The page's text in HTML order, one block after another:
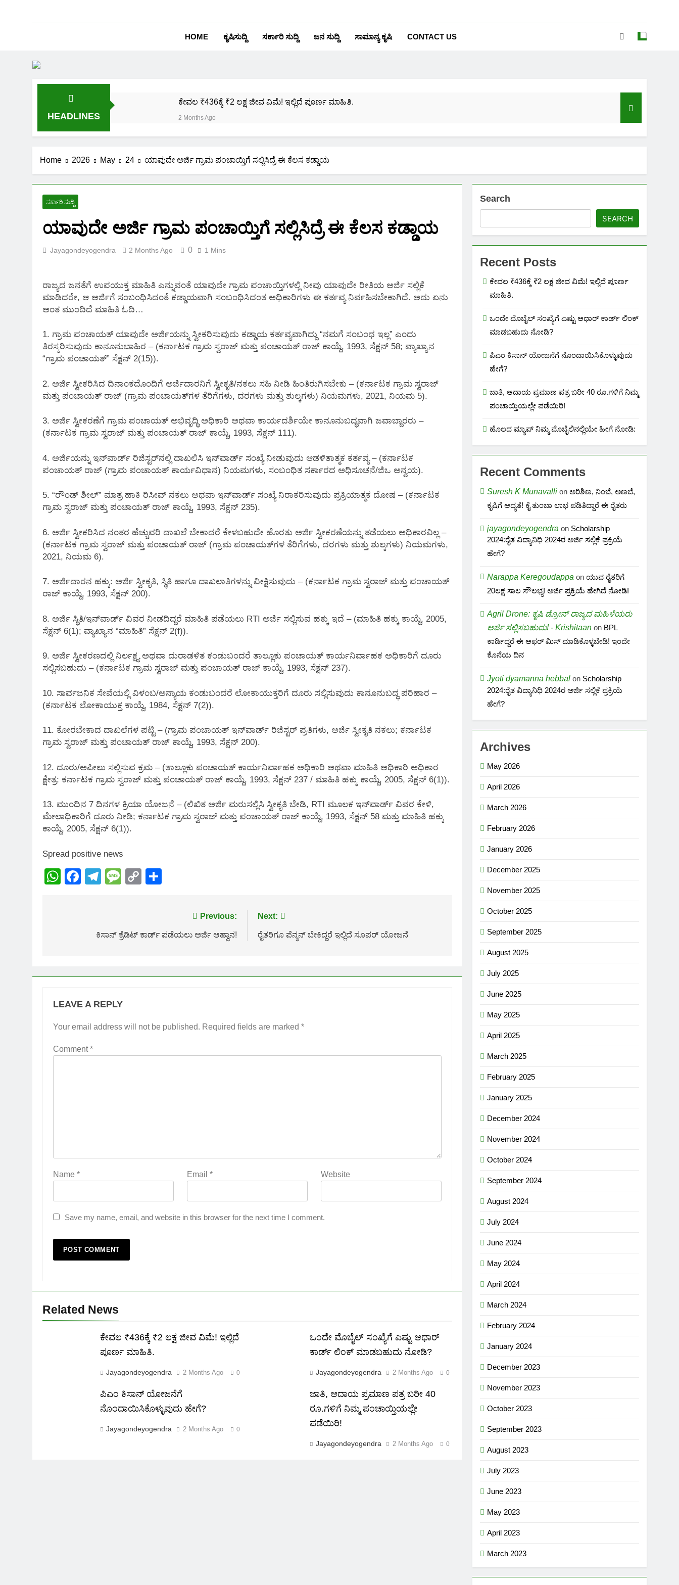
HOME ಕೃಷಿಸುದ್ದಿ ಸರ್ಕಾರಿ ಸುದ್ದಿ ಜನ ಸುದ್ದಿ ಸಾಮಾನ್ಯ ಕೃಷಿ CONTACT US
HEADLINES
ಕೇವಲ ₹436ಕ್ಕೆ ₹2 ಲಕ್ಷ ಜೀವ ವಿಮೆ! ಇಲ್ಲಿದೆ ಪೂರ್ಣ ಮಾಹಿತಿ.
2 Months Ago
ಪಿಎಂ ಕಿಸಾನ್ ಯೋಜನೆಗೆ ನೊಂದಾಯಿಸಿಕೊಳ್ಳುವುದು ಹೇಗೆ?
ಜಾತಿ, ಆದಾಯ ಪ್ರಮಾಣ ಪತ್ರ ಬರೀ 40 ರೂ.ಗಳಿಗೆ ನಿಮ್ಮ ಪಂಚಾಯ್ತಿಯಲ್ಲೇ ಪಡೆಯಿರಿ!
2 Months Ago
ನಿಮ್ಮ ಆಧಾರ್ ಕಾರ್ಡ್‌ಗೆ ಎಷ್ಟು ಮೊಬೈಲ್ ನಂಬರ ಲಿಂಕ್ ಇದೆ ಗೊತ್ತಾ!
2 Months Ago
Home 2026 May 24 ಯಾವುದೇ ಅರ್ಜಿ ಗ್ರಾಮ ಪಂಚಾಯ್ತಿಗೆ ಸಲ್ಲಿಸಿದ್ರೆ ಈ ಕೆಲಸ ಕಡ್ಡಾಯ
ಸರ್ಕಾರಿ ಸುದ್ದಿ
ಯಾವುದೇ ಅರ್ಜಿ ಗ್ರಾಮ ಪಂಚಾಯ್ತಿಗೆ ಸಲ್ಲಿಸಿದ್ರೆ ಈ ಕೆಲಸ ಕಡ್ಡಾಯ
Jayagondeyogendra 2 Months Ago 0 1 Mins
ರಾಜ್ಯದ ಜನತೆಗೆ ಉಪಯುಕ್ತ ಮಾಹಿತಿ ಎನ್ನುವಂತೆ ಯಾವುದೇ ಗ್ರಾಮ ಪಂಚಾಯ್ತಿಗಳಲ್ಲಿ ನೀವು ಯಾವುದೇ ರೀತಿಯ ಅರ್ಜಿ ಸಲ್ಲಿಕೆ
ಮಾಡಿದರೇ, ಆ ಅರ್ಜಿಗೆ ಸಂಬಂಧಿಸಿದಂತೆ ಕಡ್ಡಾಯವಾಗಿ ಸಂಬಂಧಿಸಿದಂತ ಅಧಿಕಾರಿಗಳು ಈ ಕರ್ತವ್ಯ ನಿರ್ವಹಿಸಬೇಕಾಗಿದೆ. ಅದು ಏನು
ಅಂತ ಮುಂದಿದೆ ಮಾಹಿತಿ ಓದಿ…
1. ಗ್ರಾಮ ಪಂಚಾಯತ್ ಯಾವುದೇ ಅರ್ಜಿಯನ್ನು ಸ್ವೀಕರಿಸುವುದು ಕಡ್ಡಾಯ ಕರ್ತವ್ಯವಾಗಿದ್ದು “ನಮಗೆ ಸಂಬಂಧ ಇಲ್ಲ” ಎಂದು
ತಿರಸ್ಕರಿಸುವುದು ಕಾನೂನುಬಾಹಿರ – (ಕರ್ನಾಟಕ ಗ್ರಾಮ ಸ್ವರಾಜ್ ಮತ್ತು ಪಂಚಾಯತ್ ರಾಜ್ ಕಾಯ್ದೆ, 1993, ಸೆಕ್ಷನ್ 58; ವ್ಯಾಖ್ಯಾನ
“ಗ್ರಾಮ ಪಂಚಾಯತ್” ಸೆಕ್ಷನ್ 2(15)).
2. ಅರ್ಜಿ ಸ್ವೀಕರಿಸಿದ ದಿನಾಂಕದೊಂದಿಗೆ ಅರ್ಜಿದಾರನಿಗೆ ಸ್ವೀಕೃತಿ/ನಕಲು ಸಹಿ ನೀಡಿ ಹಿಂತಿರುಗಿಸಬೇಕು – (ಕರ್ನಾಟಕ ಗ್ರಾಮ ಸ್ವರಾಜ್
ಮತ್ತು ಪಂಚಾಯತ್ ರಾಜ್ (ಗ್ರಾಮ ಪಂಚಾಯತ್‌ಗಳ ತೆರಿಗೆಗಳು, ದರಗಳು ಮತ್ತು ಶುಲ್ಕಗಳು) ನಿಯಮಗಳು, 2021, ನಿಯಮ 5).
3. ಅರ್ಜಿ ಸ್ವೀಕರಣೆಗೆ ಗ್ರಾಮ ಪಂಚಾಯತ್ ಅಭಿವೃದ್ಧಿ ಅಧಿಕಾರಿ ಅಥವಾ ಕಾರ್ಯದರ್ಶಿಯೇ ಕಾನೂನುಬದ್ಧವಾಗಿ ಜವಾಬ್ದಾರರು –
(ಕರ್ನಾಟಕ ಗ್ರಾಮ ಸ್ವರಾಜ್ ಮತ್ತು ಪಂಚಾಯತ್ ರಾಜ್ ಕಾಯ್ದೆ, 1993, ಸೆಕ್ಷನ್ 111).
4. ಅರ್ಜಿಯನ್ನು ಇನ್‌ವಾರ್ಡ್ ರಿಜಿಸ್ಟರ್‌ನಲ್ಲಿ ದಾಖಲಿಸಿ ಇನ್‌ವಾರ್ಡ್ ಸಂಖ್ಯೆ ನೀಡುವುದು ಆಡಳಿತಾತ್ಮಕ ಕರ್ತವ್ಯ – (ಕರ್ನಾಟಕ
ಪಂಚಾಯತ್ ರಾಜ್ (ಗ್ರಾಮ ಪಂಚಾಯತ್ ಕಾರ್ಯವಿಧಾನ) ನಿಯಮಗಳು, ಸಂಬಂಧಿತ ಸರ್ಕಾರದ ಅಧಿಸೂಚನೆ/ಜಿಒ ಅನ್ವಯ).
5. “ರೌಂಡ್ ಶೀಲ್” ಮಾತ್ರ ಹಾಕಿ ರಿಸೀವ್ ನಕಲು ಅಥವಾ ಇನ್‌ವಾರ್ಡ್ ಸಂಖ್ಯೆ ನಿರಾಕರಿಸುವುದು ಪ್ರಕ್ರಿಯಾತ್ಮಕ ದೋಷ – (ಕರ್ನಾಟಕ
ಗ್ರಾಮ ಸ್ವರಾಜ್ ಮತ್ತು ಪಂಚಾಯತ್ ರಾಜ್ ಕಾಯ್ದೆ, 1993, ಸೆಕ್ಷನ್ 235).
6. ಅರ್ಜಿ ಸ್ವೀಕರಿಸಿದ ನಂತರ ಹೆಚ್ಚುವರಿ ದಾಖಲೆ ಬೇಕಾದರೆ ಕೇಳಬಹುದೇ ಹೊರತು ಅರ್ಜಿ ಸ್ವೀಕರಣೆಯನ್ನು ತಡೆಯಲು ಅಧಿಕಾರವಿಲ್ಲ –
(ಕರ್ನಾಟಕ ಗ್ರಾಮ ಸ್ವರಾಜ್ ಮತ್ತು ಪಂಚಾಯತ್ ರಾಜ್ (ಗ್ರಾಮ ಪಂಚಾಯತ್‌ಗಳ ತೆರಿಗೆಗಳು, ದರಗಳು ಮತ್ತು ಶುಲ್ಕಗಳು) ನಿಯಮಗಳು,
2021, ನಿಯಮ 6).
7. ಅರ್ಜಿದಾರನ ಹಕ್ಕು: ಅರ್ಜಿ ಸ್ವೀಕೃತಿ, ಸ್ಥಿತಿ ಹಾಗೂ ದಾಖಲಾತಿಗಳನ್ನು ವೀಕ್ಷಿಸುವುದು – (ಕರ್ನಾಟಕ ಗ್ರಾಮ ಸ್ವರಾಜ್ ಮತ್ತು ಪಂಚಾಯತ್
ರಾಜ್ ಕಾಯ್ದೆ, 1993, ಸೆಕ್ಷನ್ 200).
8. ಅರ್ಜಿ ಸ್ಥಿತಿ/ಇನ್‌ವಾರ್ಡ್ ವಿವರ ನೀಡದಿದ್ದರೆ ಮಾಹಿತಿ ಪಡೆಯಲು RTI ಅರ್ಜಿ ಸಲ್ಲಿಸುವ ಹಕ್ಕು ಇದೆ – (ಮಾಹಿತಿ ಹಕ್ಕು ಕಾಯ್ದೆ, 2005,
ಸೆಕ್ಷನ್ 6(1); ವ್ಯಾಖ್ಯಾನ “ಮಾಹಿತಿ” ಸೆಕ್ಷನ್ 2(f)).
9. ಅರ್ಜಿ ಸ್ವೀಕರಣದಲ್ಲಿ ನಿರ್ಲಕ್ಷ್ಯ ಅಥವಾ ದುರಾಡಳಿತ ಕಂಡುಬಂದರೆ ತಾಲ್ಲೂಕು ಪಂಚಾಯತ್ ಕಾರ್ಯನಿರ್ವಾಹಕ ಅಧಿಕಾರಿಗೆ ದೂರು
ಸಲ್ಲಿಸಬಹುದು – (ಕರ್ನಾಟಕ ಗ್ರಾಮ ಸ್ವರಾಜ್ ಮತ್ತು ಪಂಚಾಯತ್ ರಾಜ್ ಕಾಯ್ದೆ, 1993, ಸೆಕ್ಷನ್ 237).
10. ಸಾರ್ವಜನಿಕ ಸೇವೆಯಲ್ಲಿ ವಿಳಂಬ/ಅನ್ಯಾಯ ಕಂಡುಬಂದರೆ ಲೋಕಾಯುಕ್ತರಿಗೆ ದೂರು ಸಲ್ಲಿಸುವುದು ಕಾನೂನುಬದ್ಧ ಪರಿಹಾರ –
(ಕರ್ನಾಟಕ ಲೋಕಾಯುಕ್ತ ಕಾಯ್ದೆ, 1984, ಸೆಕ್ಷನ್ 7(2)).
11. ಕೋರಬೇಕಾದ ದಾಖಲೆಗಳ ಪಟ್ಟಿ – (ಗ್ರಾಮ ಪಂಚಾಯತ್ ಇನ್‌ವಾರ್ಡ್ ರಿಜಿಸ್ಟರ್ ಪ್ರತಿಗಳು, ಅರ್ಜಿ ಸ್ವೀಕೃತಿ ನಕಲು; ಕರ್ನಾಟಕ
ಗ್ರಾಮ ಸ್ವರಾಜ್ ಮತ್ತು ಪಂಚಾಯತ್ ರಾಜ್ ಕಾಯ್ದೆ, 1993, ಸೆಕ್ಷನ್ 200).
12. ದೂರು/ಅಪೀಲು ಸಲ್ಲಿಸುವ ಕ್ರಮ – (ತಾಲ್ಲೂಕು ಪಂಚಾಯತ್ ಕಾರ್ಯನಿರ್ವಾಹಕ ಅಧಿಕಾರಿ ಅಥವಾ ಮಾಹಿತಿ ಅಧಿಕಾರಿ ಅಧಿಕಾರ
ಕ್ಷೇತ್ರ; ಕರ್ನಾಟಕ ಗ್ರಾಮ ಸ್ವರಾಜ್ ಮತ್ತು ಪಂಚಾಯತ್ ರಾಜ್ ಕಾಯ್ದೆ, 1993, ಸೆಕ್ಷನ್ 237 / ಮಾಹಿತಿ ಹಕ್ಕು ಕಾಯ್ದೆ, 2005, ಸೆಕ್ಷನ್ 6(1)).
13. ಮುಂದಿನ 7 ದಿನಗಳ ಕ್ರಿಯಾ ಯೋಜನೆ – (ಲಿಖಿತ ಅರ್ಜಿ ಮರುಸಲ್ಲಿಸಿ ಸ್ವೀಕೃತಿ ಬೇಡಿ, RTI ಮೂಲಕ ಇನ್‌ವಾರ್ಡ್ ವಿವರ ಕೇಳಿ,
ಮೇಲಾಧಿಕಾರಿಗೆ ದೂರು ನೀಡಿ; ಕರ್ನಾಟಕ ಗ್ರಾಮ ಸ್ವರಾಜ್ ಮತ್ತು ಪಂಚಾಯತ್ ರಾಜ್ ಕಾಯ್ದೆ, 1993, ಸೆಕ್ಷನ್ 58 ಮತ್ತು ಮಾಹಿತಿ ಹಕ್ಕು
ಕಾಯ್ದೆ, 2005, ಸೆಕ್ಷನ್ 6(1)).
Spread positive news
WhatsApp
Facebook
Telegram
Message
Copy
navigation
Previous:
ಕಿಸಾನ್ ಕ್ರೆಡಿಟ್ ಕಾರ್ಡ್ ಪಡೆಯಲು ಅರ್ಜಿ ಆಹ್ವಾನ!
Next:
ರೈತರಿಗೂ ಪೆನ್ಶನ್ ಬೇಕಿದ್ದರೆ ಇಲ್ಲಿದೆ ಸೂಪರ್ ಯೋಜನೆ
LEAVE A REPLY
Your email address will not be published. Required fields are marked *
Comment*
Name * Email* Website
Save my name, email, and website in this browser for the next time I comment.
Related News
ಕೇವಲ ₹436ಕ್ಕೆ ₹2 ಲಕ್ಷ ಜೀವ ವಿಮೆ! ಇಲ್ಲಿದೆ
ಪೂರ್ಣ ಮಾಹಿತಿ.
Jayagondeyogendra 2 Months Ago 0
ಒಂದೇ ಮೊಬೈಲ್ ಸಂಖ್ಯೆಗೆ ಎಷ್ಟು ಆಧಾರ್
ಕಾರ್ಡ್ ಲಿಂಕ್ ಮಾಡಬಹುದು ನೋಡಿ?
Jayagondeyogendra 2 Months Ago 0
ಪಿಎಂ ಕಿಸಾನ್ ಯೋಜನೆಗೆ
ನೊಂದಾಯಿಸಿಕೊಳ್ಳುವುದು ಹೇಗೆ?
Jayagondeyogendra 2 Months Ago 0
ಜಾತಿ, ಆದಾಯ ಪ್ರಮಾಣ ಪತ್ರ ಬರೀ 40
ರೂ.ಗಳಿಗೆ ನಿಮ್ಮ ಪಂಚಾಯ್ತಿಯಲ್ಲೇ
ಪಡೆಯಿರಿ!
Jayagondeyogendra 2 Months Ago 0
Search
SEARCH
Recent Posts
ಕೇವಲ ₹436ಕ್ಕೆ ₹2 ಲಕ್ಷ ಜೀವ ವಿಮೆ! ಇಲ್ಲಿದೆ ಪೂರ್ಣ
ಮಾಹಿತಿ.
ಒಂದೇ ಮೊಬೈಲ್ ಸಂಖ್ಯೆಗೆ ಎಷ್ಟು ಆಧಾರ್ ಕಾರ್ಡ್ ಲಿಂಕ್
ಮಾಡಬಹುದು ನೋಡಿ?
ಪಿಎಂ ಕಿಸಾನ್ ಯೋಜನೆಗೆ ನೊಂದಾಯಿಸಿಕೊಳ್ಳುವುದು
ಹೇಗೆ?
ಜಾತಿ, ಆದಾಯ ಪ್ರಮಾಣ ಪತ್ರ ಬರೀ 40 ರೂ.ಗಳಿಗೆ ನಿಮ್ಮ
ಪಂಚಾಯ್ತಿಯಲ್ಲೇ ಪಡೆಯಿರಿ!
ಹೊಲದ ಮ್ಯಾಪ್ ನಿಮ್ಮ ಮೊಬೈಲಿನಲ್ಲಿಯೇ ಹೀಗೆ ನೋಡಿ:
Recent Comments
Suresh K Munavalli onಅರಿಶಿಣ, ನಿಂಬೆ, ಅಣಬೆ,
ಕೃಷಿಗೆ ಆದ್ಯತೆ! ಕೈ ತುಂಬಾ ಲಾಭ ಪಡಿತಿದ್ದಾರೆ ಈ ರೈತರು
jayagondeyogendra on Scholarship
2024:ರೈತ ವಿದ್ಯಾನಿಧಿ 2024ರ ಅರ್ಜಿ ಸಲ್ಲಿಕೆ ಪ್ರಕ್ರಿಯೆ
ಹೇಗೆ?
Narappa Keregoudappa onಯುವ ರೈತರಿಗೆ
20ಲಕ್ಷ ಸಾಲ ಸೌಲಭ್ಯ! ಅರ್ಜಿ ಪ್ರಕ್ರಿಯೆ ಹೇಗಿದೆ ನೋಡಿ!
Agril Drone: ಕೃಷಿ ಡ್ರೋನ್ ರಾಜ್ಯದ ಮಹಿಳೆಯರು
ಅರ್ಜಿ ಸಲ್ಲಿಸಬಹುದು! - Krishitaan on BPL
ಕಾರ್ಡಿದ್ದರೆ ಈ ಆಫರ್ ಮಿಸ್ ಮಾಡಿಕೊಳ್ಳಬೇಡಿ! ಇಂದೇ
ಕೊನೆಯ ದಿನ
Jyoti dyamanna hebbal on Scholarship
2024:ರೈತ ವಿದ್ಯಾನಿಧಿ 2024ರ ಅರ್ಜಿ ಸಲ್ಲಿಕೆ ಪ್ರಕ್ರಿಯೆ
ಹೇಗೆ?
Archives
May 2026
April 2026
March 2026
February 2026
January 2026
December 2025
November 2025
October 2025
September 2025
August 2025
July 2025
June 2025
May 2025
April 2025
March 2025
February 2025
January 2025
December 2024
November 2024
October 2024
September 2024
August 2024
July 2024
June 2024
May 2024
April 2024
March 2024
February 2024
January 2024
December 2023
November 2023
October 2023
September 2023
August 2023
July 2023
June 2023
May 2023
April 2023
March 2023